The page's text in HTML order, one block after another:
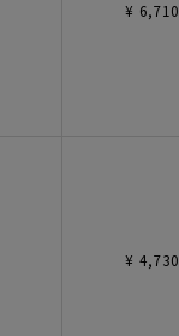
¥ 6,710
¥ 4,730